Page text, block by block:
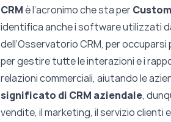
CRMè l’acronimo che sta per
identifica anche i software utilizzati
dell’Osservatorio CRM, per
per gestire tutte le interazioni e i
relazioni commerciali, aiutando le
significato di CRM aziendale,
vendite, il marketing, il servizio clienti